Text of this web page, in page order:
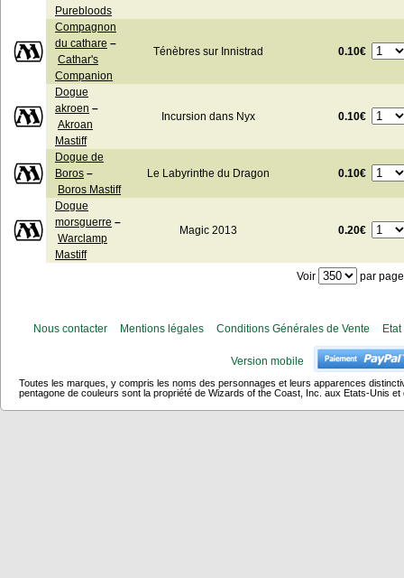
Purebloods
Compagnon
du cathare –
Cathar's
Companion
Ténèbres sur Innistrad 0.10€
Dogue
akroen –
Akroan
Mastiff
Incursion dans Nyx 0.10€
Dogue de
Boros –
Boros Mastiff
Le Labyrinthe du Dragon 0.10€
Dogue
morsguerre –
Warclamp
Mastiff
Magic 2013 0.20€
Voir par page
Nous contacter Mentions légales Conditions Générales de Vente
Version mobile
Toutes les marques, y compris les noms des personnages et leurs apparences
pentagone de couleurs sont la propriété de Wizards of the Coast, Inc. aux Etats-Unis